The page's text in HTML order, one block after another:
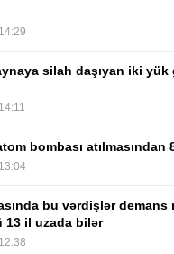
silah daşıyan iki yük
bombası atılmasından
bu vərdişlər
13 il uzada bilər